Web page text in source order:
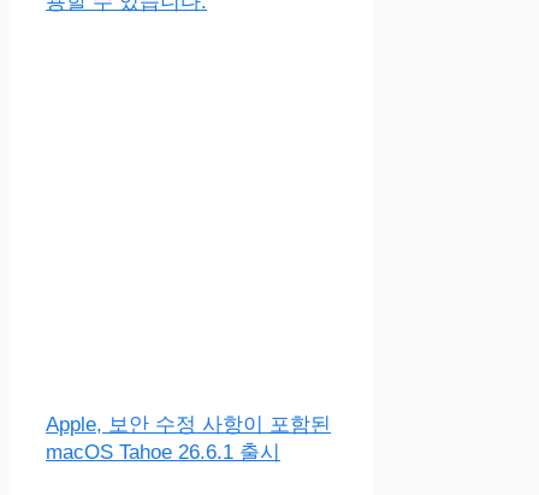
Apple, 보안 수정 사항이 포함된
macOS Tahoe 26.6.1 출시